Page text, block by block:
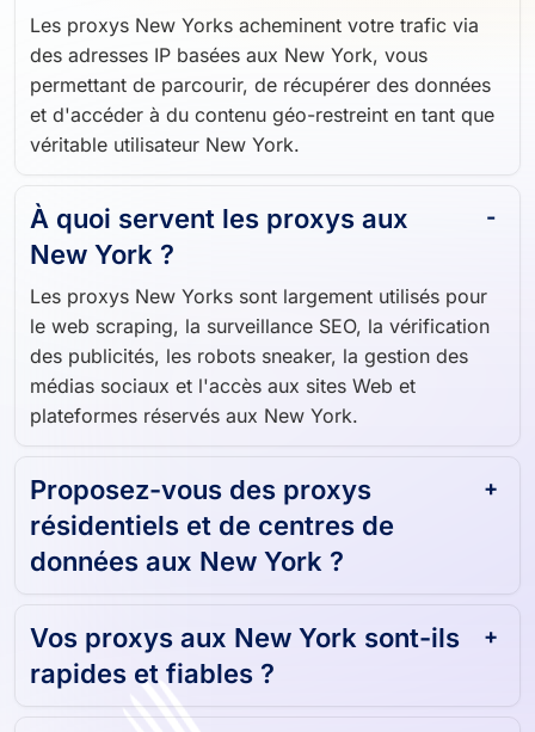
Les proxys New Yorks acheminent votre trafic via
des adresses IP basées aux New York, vous
permettant de parcourir, de récupérer des données
et d'accéder à du contenu géo-restreint en tant que
véritable utilisateur New York.
À quoi servent les proxys aux
New York ?
Les proxys New Yorks sont largement utilisés pour
le web scraping, la surveillance SEO, la vérification
des publicités, les robots sneaker, la gestion des
médias sociaux et l'accès aux sites Web et
plateformes réservés aux New York.
Proposez-vous des proxys
résidentiels et de centres de
données aux New York ?
Vos proxys aux New York sont-ils
rapides et fiables ?